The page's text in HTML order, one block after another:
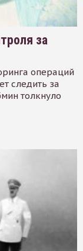
за
операций
следить за
толкнуло